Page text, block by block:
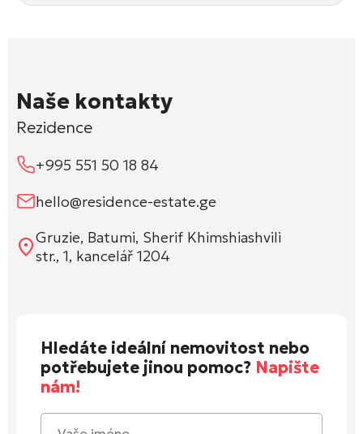
Naše kontakty
Rezidence
+995 551 50 18 84
hello@residence-estate.ge
Gruzie, Batumi, Sherif Khimshiashvili
str., 1, kancelář 1204
Hledáte ideální nemovitost nebo
potřebujete jinou pomoc? Napište
nám!